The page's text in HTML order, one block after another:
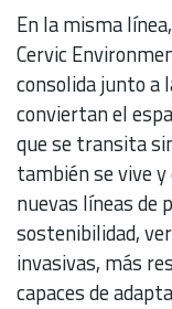
En la misma
Cervic
consolida junto a
conviertan el
que se transita
también se vive
nuevas líneas de
sostenibilidad,
invasivas, más
capaces de